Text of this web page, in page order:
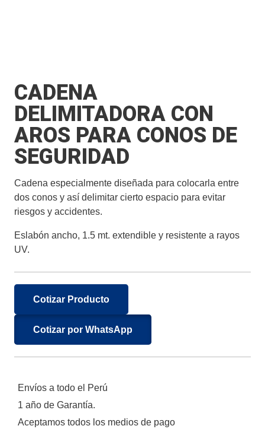
CADENA
DELIMITADORA CON
AROS PARA CONOS DE
SEGURIDAD
Cadena especialmente diseñada para colocarla entre
dos conos y así delimitar cierto espacio para evitar
riesgos y accidentes.
Eslabón ancho, 1.5 mt. extendible y resistente a rayos
UV.
Cotizar Producto
Cotizar por WhatsApp
Envíos a todo el Perú
1 año de Garantía.
Aceptamos todos los medios de pago